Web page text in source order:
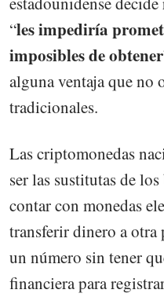
“les impediría
imposibles de obtener
alguna ventaja que no
tradicionales.
Las criptomonedas
ser las sustitutas de
contar con monedas
transferir dinero a otra
un número sin tener
financiera para